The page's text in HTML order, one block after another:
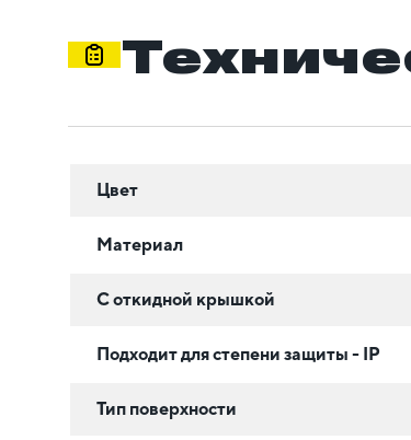
Цвет
Материал
С откидной крышкой
Подходит для степени защиты - IP
Тип поверхности